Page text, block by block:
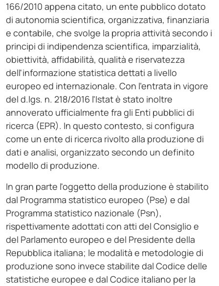
166/2010 appena citato, un ente pubblico dotato
di autonomia scientifica, organizzativa, finanziaria
e contabile, che svolge la propria attività secondo i
principi di indipendenza scientifica, imparzialità,
obiettività, affidabilità, qualità e riservatezza
dell'informazione statistica dettati a livello
europeo ed internazionale. Con l'entrata in vigore
del d.lgs. n. 218/2016 l'Istat è stato inoltre
annoverato ufficialmente fra gli Enti pubblici di
ricerca (EPR). In questo contesto, si configura
come un ente di ricerca rivolto alla produzione di
dati e analisi, organizzato secondo un definito
modello di produzione.
In gran parte l'oggetto della produzione è stabilito
dal Programma statistico europeo (Pse) e dal
Programma statistico nazionale (Psn),
rispettivamente adottati con atti del Consiglio e
del Parlamento europeo e del Presidente della
Repubblica italiana; le modalità e metodologie di
produzione sono invece stabilite dal Codice delle
statistiche europee e dal Codice italiano per la